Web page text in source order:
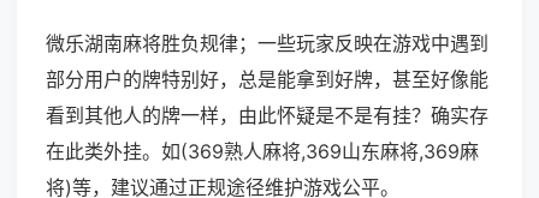
微乐湖南麻将胜负规律；一些玩家反映在游戏中遇到
部分用户的牌特别好，总是能拿到好牌，甚至好像能
看到其他人的牌一样，由此怀疑是不是有挂？确实存
在此类外挂。如(369熟人麻将,369山东麻将,369麻
将)等，建议通过正规途径维护游戏公平。